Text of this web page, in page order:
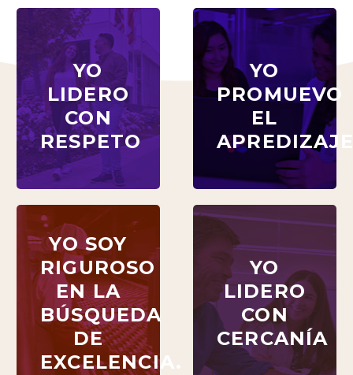
YO
LIDERO
CON
RESPETO
YO
LIDERO
CON
RESPETO
YO
PROMUEVO
EL
APREDIZAJE
YO
PROMUEVO
EL
APREDIZAJE
YO SOY
RIGUROSO
EN LA
BÚSQUEDA
DE
EXCELENCIA.
YO SOY
RIGUROSO
EN LA
BÚSQUEDA
DE
YO
LIDERO
CON
CERCANÍA
YO
LIDERO
CON
CERCANÍA